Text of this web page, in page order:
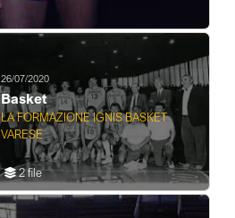
26/07/2020
Basket
LA FORMAZIONE IGNIS BASKET
VARESE
2 file